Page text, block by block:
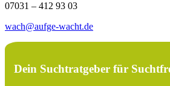
07031 – 412 93 03
wach@aufge-wacht.de
Dein Suchtratgeber für